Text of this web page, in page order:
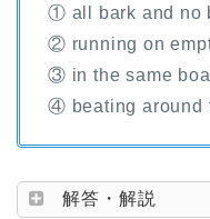
① all bark and no
② running on
③ in the same
④ beating around
解答・解説